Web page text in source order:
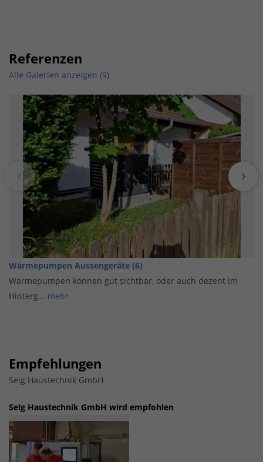
Referenzen
Alle Galerien anzeigen (9)
Wärmepumpen Aussengeräte (6)
Wärmepumpen können gut sichtbar, oder auch dezent im
Hinterg... mehr
Empfehlungen
Selg Haustechnik GmbH
Selg Haustechnik GmbH wird empfohlen